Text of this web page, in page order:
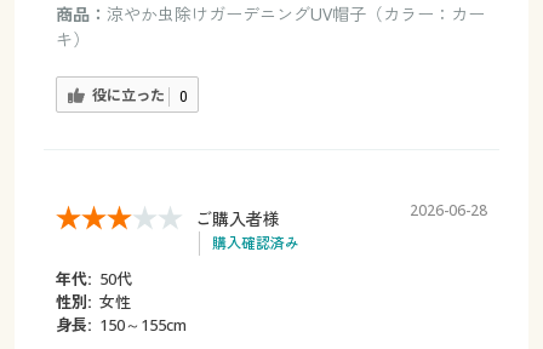
商品： 涼やか虫除けガーデニングUV帽子（カラー：カー
キ）
役に立った 0
ご購入者様
購入確認済み
2026-06-28
年代: 50代
性別: 女性
身長: 150～155cm